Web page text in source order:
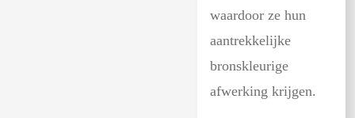
waardoor ze hun
aantrekkelijke
bronskleurige
afwerking krijgen.